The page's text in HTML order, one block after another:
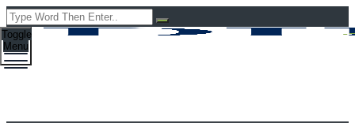
Toggle
Menu